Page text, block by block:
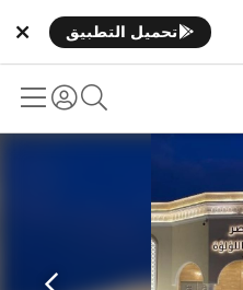
تحميل التطبيق